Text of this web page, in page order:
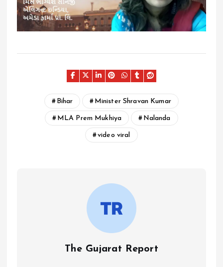
Bihar Minister Shravan Kumar
MLA Prem Mukhiya Nalanda
video viral
The Gujarat Report